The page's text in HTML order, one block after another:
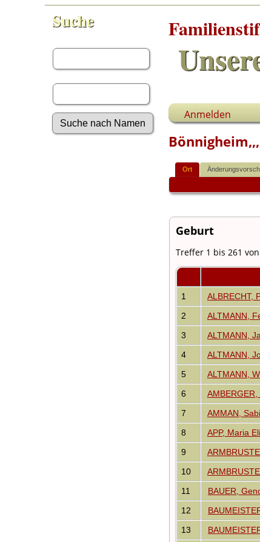
Suche
Anmelden
Ort
Geburt
Treffer 1 bis 261 von
1
ALBRECHT,
2
ALTMANN,
3
ALTMANN,
4
ALTMANN,
5
ALTMANN,
6
7
AMMAN,
8
APP, Maria
9
10
11
BAUER,
12
13